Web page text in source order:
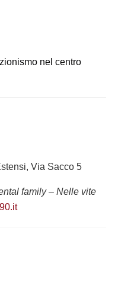
nel centro
Via Sacco 5
family– Nelle vite